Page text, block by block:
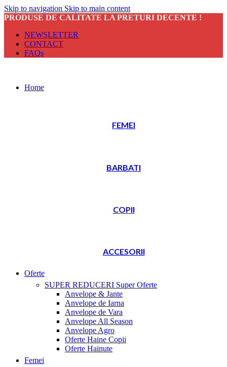
Skip to navigation Skip to main content
PRODUSE DE CALITATE LA PRETURI DECENTE !
NEWSLETTER
CONTACT
FAQs
Home
FEMEI
BARBATI
COPII
ACCESORII
Oferte
SUPER REDUCERI Super Oferte
Anvelope & Jante
Anvelope de Iarna
Anvelope de Vara
Anvelope All Season
Anvelope Agro
Oferte Haine Copii
Oferte Hainute
Femei